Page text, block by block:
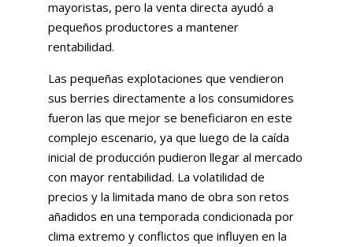
mayoristas, pero la venta directa ayudó a
pequeños productores a mantener
rentabilidad.
Las pequeñas explotaciones que vendieron
sus berries directamente a los consumidores
fueron las que mejor se beneficiaron en este
complejo escenario, ya que luego de la caída
inicial de producción pudieron llegar al mercado
con mayor rentabilidad. La volatilidad de
precios y la limitada mano de obra son retos
añadidos en una temporada condicionada por
clima extremo y conflictos que influyen en la